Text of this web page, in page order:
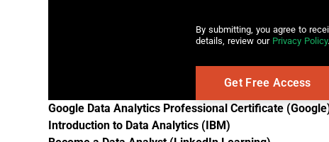
By submitting, you agree to
details, review our Privacy Policy.
Google Data Analytics Professional Certificate
Introduction to Data Analytics (IBM)